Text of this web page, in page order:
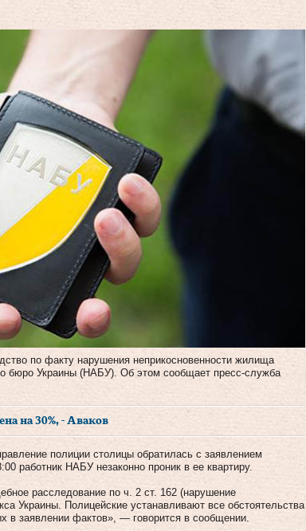
по факту нарушения неприкосновенности жилища
бюро Украины (НАБУ). Об этом сообщает пресс-служба
на 30%, - Аваков
полиции столицы обратилась с заявлением
работник НАБУ незаконно проник в ее квартиру.
расследование по ч. 2 ст. 162 (нарушение
Украины. Полицейские устанавливают все обстоятельства
в заявлении фактов», — говорится в сообщении.